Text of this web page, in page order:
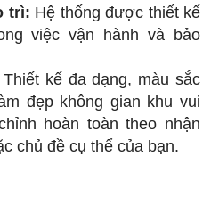
trì: Hệ thống được thiết kế
việc vận hành và bảo
Thiết kế đa dạng, màu sắc
đẹp không gian khu vui
hoàn toàn theo nhận
chủ đề cụ thể của bạn.